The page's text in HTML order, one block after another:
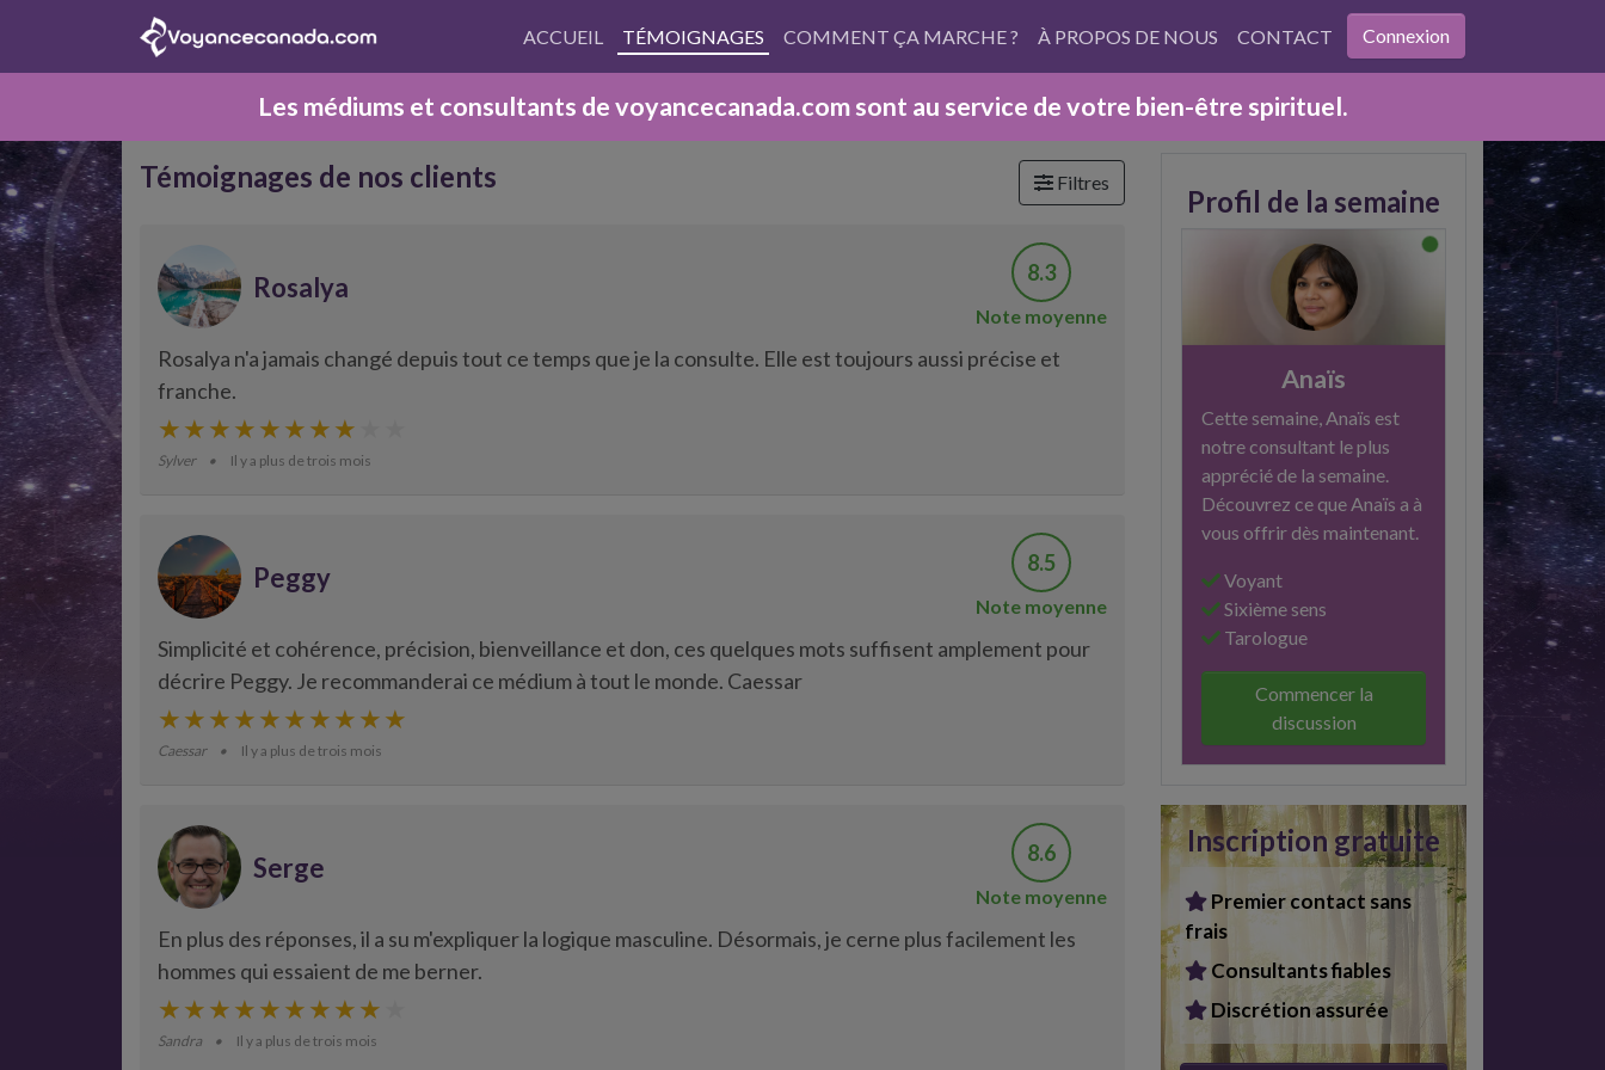
ACCUEIL TÉMOIGNAGES COMMENT ÇA MARCHE ? À PROPOS DE NOUS CONTACT Connexion
Les médiums et consultants de voyancecanada.com sont au service de votre bien-être spirituel.
Témoignages de nos clients Filtres
Rosalya 8.3
Note moyenne
Rosalya n'a jamais changé depuis tout ce temps que je la consulte. Elle est toujours aussi précise et
franche.
Sylver Il y a plus de trois mois
Peggy 8.5
Note moyenne
Simplicité et cohérence, précision, bienveillance et don, ces quelques mots suffisent amplement pour
décrire Peggy. Je recommanderai ce médium à tout le monde. Caessar
Caessar Il y a plus de trois mois
Serge 8.6
Note moyenne
En plus des réponses, il a su m'expliquer la logique masculine. Désormais, je cerne plus facilement les
hommes qui essaient de me berner.
Sandra Il y a plus de trois mois
Profil de la semaine
Anaïs
Cette semaine, Anaïs est
notre consultant le plus
apprécié de la semaine.
Découvrez ce que Anaïs a à
vous offrir dès maintenant.
Voyant
Sixième sens
Tarologue
Commencer la
discussion
Inscription gratuite
Premier contact sans
frais
Consultants fiables
Discrétion assurée